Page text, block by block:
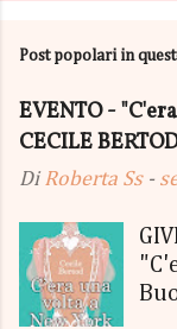
Post popolari in
EVENTO -
CECILE
DiRoberta Ss -